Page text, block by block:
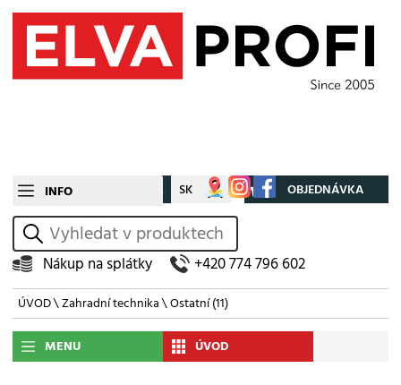
INFO CZ SK Můj účet OBJEDNÁVKA
vyhledat
Nákup na splátky +420 774 796 602
ÚVOD\Zahradní technika\Ostatní(11)
MENU ÚVOD